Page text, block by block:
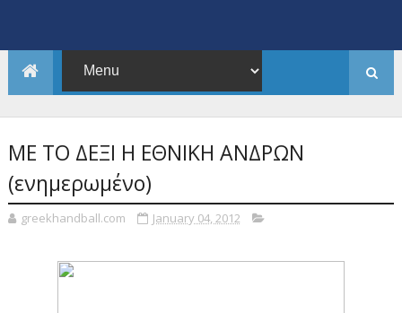
ΜΕ ΤΟ ΔΕΞΙ Η ΕΘΝΙΚΗ ΑΝΔΡΩΝ
(ενημερωμένο)
greekhandball.com January 04, 2012